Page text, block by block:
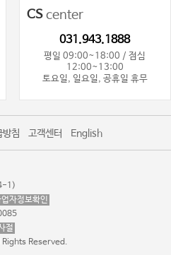
CScenter
031.943.1888
평일 09:00~18:00 / 점심
12:00~13:00
토요일, 일요일, 공휴일 휴무
방침 고객센터 English
1)
자정보확인
절
Reserved.